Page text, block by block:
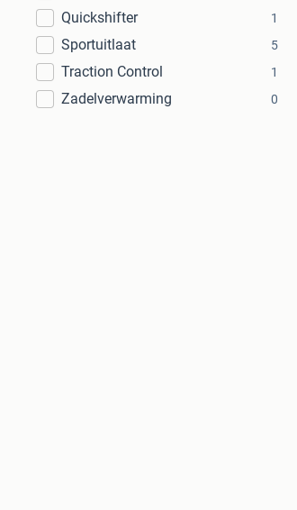
Quickshifter 1
Sportuitlaat 5
Traction Control 1
Zadelverwarming 0